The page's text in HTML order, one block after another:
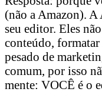
(não a Amazon). A
seu editor. Eles
conteúdo,
pesado de
comum, por isso
mente: VOCÊ é o